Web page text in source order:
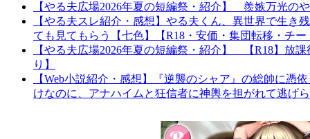
【やる夫広場2026年夏の短編祭・紹介】 羨嫉万光の
【やる夫スレ紹介・感想】やる夫くん、異世界で生
ても見てもらう【七色】【R18・安価・集団転移・チー
【やる夫広場2026年夏の短編祭・紹介】 【R18】放
り】
【Web小説紹介・感想】『逆襲のシャア』の総帥に
けなのに、アナハイムと狂信者に神輿を担がれて逃げ